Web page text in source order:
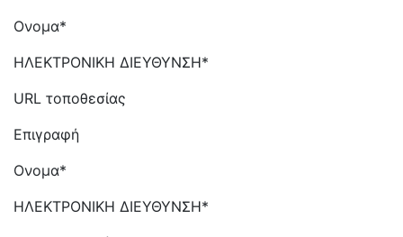
Ονομα*
ΗΛΕΚΤΡΟΝΙΚΗ ΔΙΕΥΘΥΝΣΗ*
URL τοποθεσίας
Επιγραφή
Ονομα*
ΗΛΕΚΤΡΟΝΙΚΗ ΔΙΕΥΘΥΝΣΗ*